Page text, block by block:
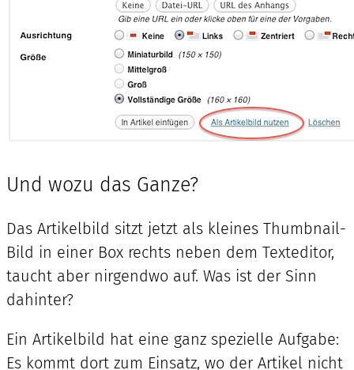
Und wozu das Ganze?
Das Artikelbild sitzt jetzt als kleines Thumbnail-
Bild in einer Box rechts neben dem Texteditor,
taucht aber nirgendwo auf. Was ist der Sinn
dahinter?
Ein Artikelbild hat eine ganz spezielle Aufgabe:
Es kommt dort zum Einsatz, wo der Artikel nicht